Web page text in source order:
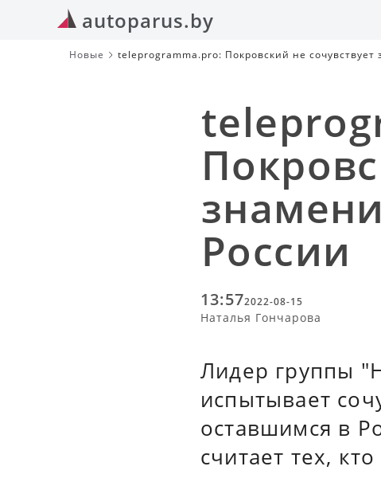
autoparus.by
Новые teleprogramma.pro: Покровский не
России
13:572022-08-15
Наталья Гончарова
Лидер группы
испытывает
оставшимся в
считает тех,